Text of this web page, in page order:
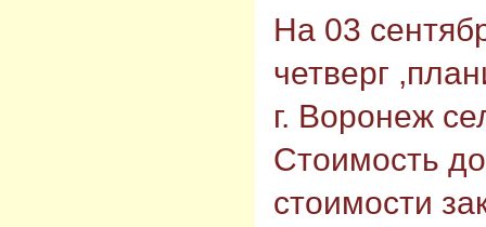
На 03
четверг
г. Воронеж
Стоимость
стоимости